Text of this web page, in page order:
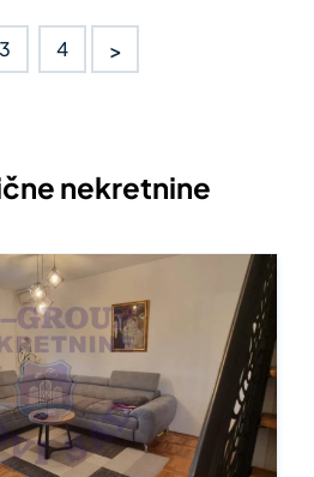
3 4 >
nekretnine